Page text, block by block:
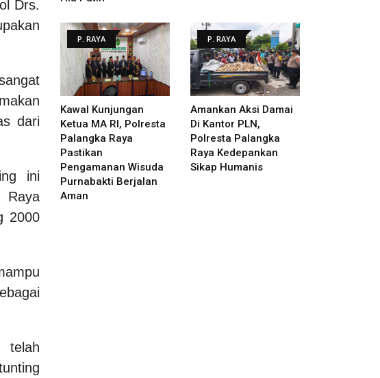
Drs.
dari
ini
Raya
2000
telah
P. RAYA
Kawal Kunjungan
Ketua MA RI, Polresta
Palangka Raya
Pastikan
Pengamanan Wisuda
Purnabakti Berjalan
Aman
P. RAYA
Amankan Aksi Damai
Di Kantor PLN,
Polresta Palangka
Raya Kedepankan
Sikap Humanis